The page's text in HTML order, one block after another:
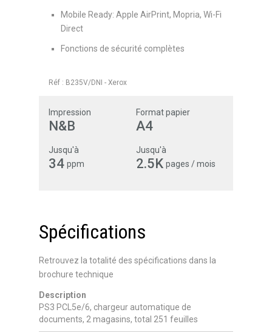
Mobile Ready: Apple AirPrint, Mopria, Wi-Fi
Direct
Fonctions de sécurité complètes
Réf : B235V/DNI - Xerox
Impression
N&B
Format papier
A4
Jusqu'à
34 ppm
Jusqu'à
2.5K pages / mois
Spécifications
Retrouvez la totalité des spécifications dans la
brochure technique
Description
PS3 PCL5e/6, chargeur automatique de
documents, 2 magasins, total 251 feuilles